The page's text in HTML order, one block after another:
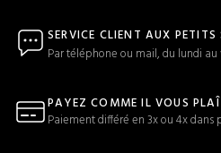
SERVICE CLIENT AUX PETITS
Par téléphone ou mail, du lundi au
PAYEZ COMME IL VOUS
Paiement différé en 3x ou 4x dans